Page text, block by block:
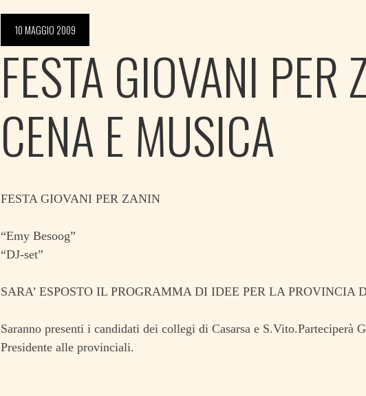
10 MAGGIO 2009
FESTA GIOVANI PER
CENA E MUSICA
FESTA GIOVANI PER ZANIN
“Emy Besoog”
“DJ-set”
SARA’ ESPOSTO IL PROGRAMMA DI IDEE PER LA PROVINCIA
Saranno presenti i candidati dei collegi di Casarsa e S.Vito.Parteciperà
Presidente alle provinciali.